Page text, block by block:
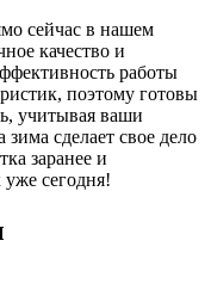
сейчас в нашем
качество и
работы
поэтому готовы
учитывая ваши
сделает свое дело
заранее и
сегодня!